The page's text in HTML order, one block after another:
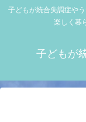
子どもが統合失調症や
楽しく暮
子どもが